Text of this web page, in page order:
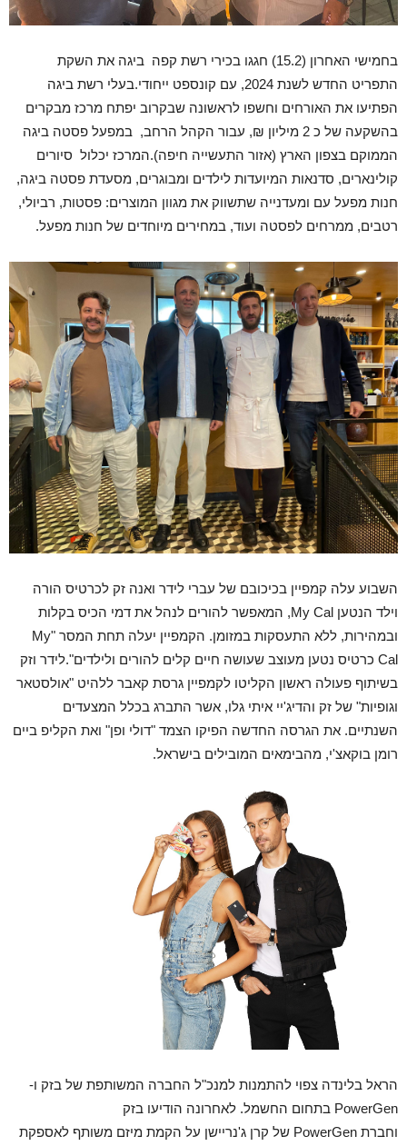
בחמישי האחרון (15.2) חגגו בכירי רשת קפה ביגה את השקת
התפריט החדש לשנת 2024, עם קונספט ייחודי.בעלי רשת ביגה
הפתיעו את האורחים וחשפו לראשונה שבקרוב יפתח מרכז מבקרים
בהשקעה של כ 2 מיליון ₪, עבור הקהל הרחב, במפעל פסטה ביגה
הממוקם בצפון הארץ (אזור התעשייה חיפה).המרכז יכלול סיורים
קולינארים, סדנאות המיועדות לילדים ומבוגרים, מסעדת פסטה ביגה,
חנות מפעל עם ומעדנייה שתשווק את מגוון המוצרים: פסטות, רביולי,
רטבים, ממרחים לפסטה ועוד, במחירים מיוחדים של חנות מפעל.
השבוע עלה קמפיין בכיכובם של עברי לידר ואנה זק לכרטיס הורה
וילד הנטען My Cal, המאפשר להורים לנהל את דמי הכיס בקלות
ובמהירות, ללא התעסקות במזומן. הקמפיין יעלה תחת המסר "My
Cal כרטיס נטען מעוצב שעושה חיים קלים להורים ולילדים".לידר וזק
בשיתוף פעולה ראשון הקליטו לקמפיין גרסת קאבר ללהיט "אולסטאר
וגופיות" של זק והדיג'יי איתי גלו, אשר התברג בכלל המצעדים
השנתיים. את הגרסה החדשה הפיקו הצמד "דולי ופן" ואת הקליפ ביים
רומן בוקאצ'י, מהבימאים המובילים בישראל.
הראל בלינדה צפוי להתמנות למנכ"ל החברה המשותפת של בזק ו-
PowerGen בתחום החשמל. לאחרונה הודיעו בזק
וחברת PowerGen של קרן ג'נריישן על הקמת מיזם משותף לאספקת